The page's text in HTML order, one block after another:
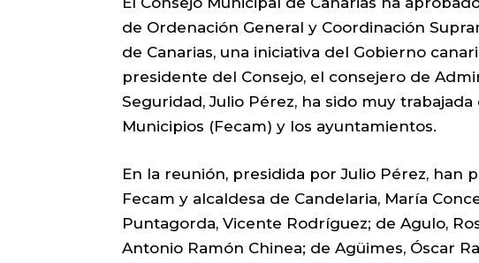
de Ordenación General y Coordinación
de Canarias, una iniciativa del Gobierno
presidente del Consejo, el consejero de
Seguridad, Julio Pérez, ha sido muy
Municipios (Fecam) y los ayuntamientos.
En la reunión, presidida por Julio Pérez, han
Fecam y alcaldesa de Candelaria, María
Puntagorda, Vicente Rodríguez; de Agulo,
Antonio Ramón Chinea; de Agüimes, Óscar